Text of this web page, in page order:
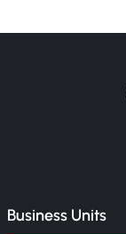
Business Units